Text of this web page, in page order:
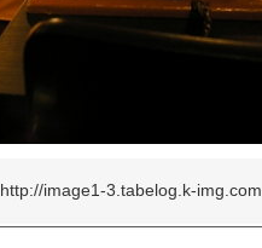
http://image1-3.tabelog.k-img.com